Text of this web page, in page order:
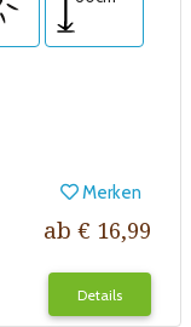
Merken
ab € 16,99
Details